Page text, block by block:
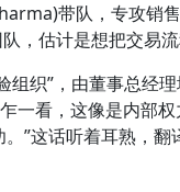
带队，专攻销
，估计是想把交易流
织”，由董事总经理
一看，这像是内部
”这话听着耳熟，